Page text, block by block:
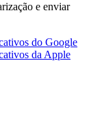
e enviar